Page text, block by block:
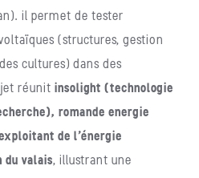
il permet de tester
(structures, gestion
cultures) dans des
réunit insolight (technologie
romande energie
de l’énergie
du valais, illustrant une